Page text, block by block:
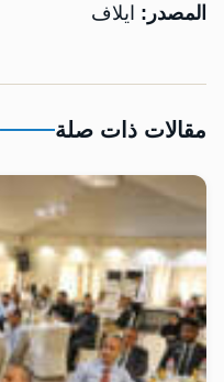
المصدر: ايلاف
مقالات ذات صلة